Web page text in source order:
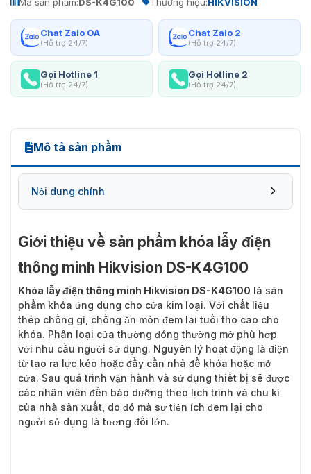
Chat Zalo OA
(Hỗ trợ 24/7)
Chat Zalo 2
(Hỗ trợ 24/7)
Gọi Hotline 1
(Hỗ trợ 24/7)
Gọi Hotline 2
(Hỗ trợ 24/7)
Mô tả sản phẩm
Nội dung chính
Giới thiệu về sản phẩm khóa lẫy điện
thông minh Hikvision DS-K4G100
Khóa lẫy điện thông minh Hikvision DS-K4G100 là sản
phẩm khóa ứng dụng cho cửa kim loại. Với chất liệu
thép chống gỉ, chống ăn mòn đem lại tuổi thọ cao cho
khóa. Phân loại cửa thường đóng thường mở phù hợp
với nhu cầu người sử dụng. Nguyên lý hoạt động là điện
từ tạo ra lực kéo hoặc đẩy cần nhả để khóa hoặc mở
cửa. Sau quá trình vận hành và sử dụng thiết bị sẽ được
các nhân viên đến bảo dưỡng theo lịch trình và chu kì
của nhà sản xuất, do đó mà sự tiện ích đem lại cho
người sử dụng là tương đối lớn.